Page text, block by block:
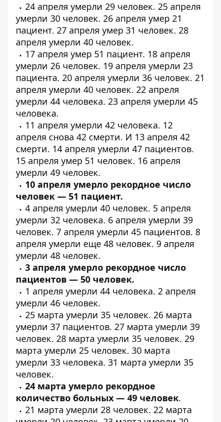
24 апреля умерли 29 человек. 25 апреля
умерли 30 человек. 26 апреля умер 21
пациент. 27 апреля умер 31 человек. 28
апреля умерли 40 человек.
17 апреля умер 51 пациент. 18 апреля
умерли 26 человек. 19 апреля умерли 23
пациента. 20 апреля умерли 36 человек. 21
апреля умерли 40 человек. 22 апреля
умерли 44 человека. 23 апреля умерли 45
человека.
11 апреля умерли 42 человека. 12
апреля снова 42 смерти. И 13 апреля 42
смерти. 14 апреля умерли 47 пациентов.
15 апреля умер 51 человек. 16 апреля
умерли 49 человек.
10 апреля умерло рекордное число
человек — 51 пациент.
4 апреля умерли 40 человек. 5 апреля
умерли 32 человека. 6 апреля умерли 39
человек. 7 апреля умерли 45 пациентов. 8
апреля умерли еще 48 человек. 9 апреля
умерли 48 человек.
3 апреля умерло рекордное число
пациентов — 50 человек.
1 апреля умерли 44 человека. 2 апреля
умерли 46 человек.
25 марта умерли 35 человек. 26 марта
умерли 37 пациентов. 27 марта умерли 39
человек. 28 марта умерли 35 человек. 29
марта умерли 25 человек. 30 марта
умерли 33 человека. 31 марта умерли 35
человек.
24 марта умерло рекордное
количество больных — 49 человек.
21 марта умерли 28 человек. 22 марта